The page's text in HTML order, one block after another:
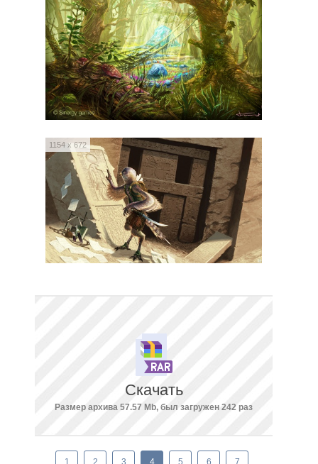
1154 x 672
Скачать
Размер архива 57.57 Mb, был загружен 242 раз